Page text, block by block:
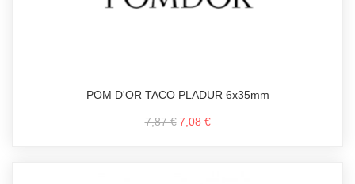
POM D'OR TACO PLADUR 6x35mm
7,87 € 7,08 €